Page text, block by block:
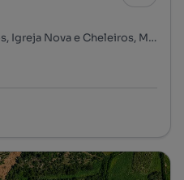
Rua Pego da Quinta, Cheleiros, Igreja Nova e Cheleiros, Mafra, Lisboa